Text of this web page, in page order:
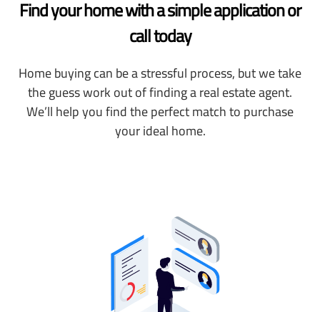
Find your home with a simple application or
call today
Home buying can be a stressful process, but we take
the guess work out of finding a real estate agent.
We’ll help you find the perfect match to purchase
your ideal home.